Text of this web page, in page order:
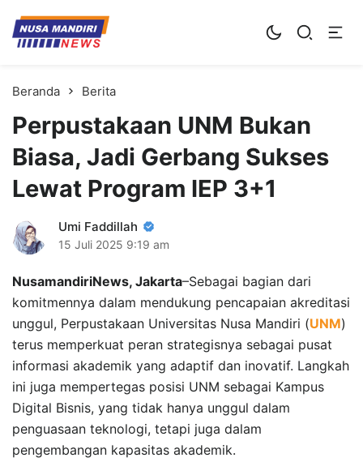
Kampus Digital Bisnis
Universitas Nusa Mandiri
Beranda Berita
Perpustakaan UNM Bukan
Biasa, Jadi Gerbang Sukses
Lewat Program IEP 3+1
Umi Faddillah
15 Juli 2025 9:19 am
NusamandiriNews, Jakarta–Sebagai bagian dari
komitmennya dalam mendukung pencapaian akreditasi
unggul, Perpustakaan Universitas Nusa Mandiri (UNM)
terus memperkuat peran strategisnya sebagai pusat
informasi akademik yang adaptif dan inovatif. Langkah
ini juga mempertegas posisi UNM sebagai Kampus
Digital Bisnis, yang tidak hanya unggul dalam
penguasaan teknologi, tetapi juga dalam
pengembangan kapasitas akademik.